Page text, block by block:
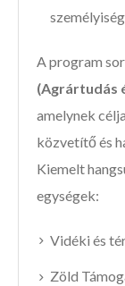
A program
(Agrártudás
amelynek
közvetítő és
Kiemelt
egységek:
Vidéki és
Zöld